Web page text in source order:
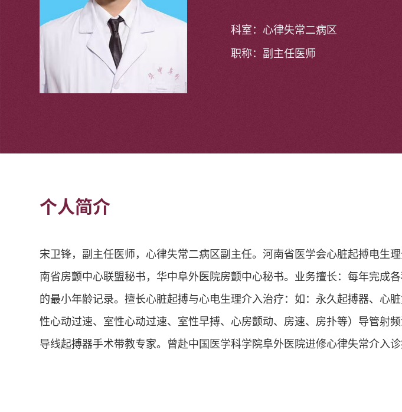
科室：心律失常二病区
职称：副主任医师
个人简介
宋卫锋，副主任医师，心律失常二病区副主任。河南省医学会心脏起搏电生
南省房颤中心联盟秘书，华中阜外医院房颤中心秘书。业务擅长：每年完成
的最小年龄记录。擅长心脏起搏与心电生理介入治疗：如：永久起搏器、心
性心动过速、室性心动过速、室性早搏、心房颤动、房速、房扑等）导管射
导线起搏器手术带教专家。曾赴中国医学科学院阜外医院进修心律失常介入诊